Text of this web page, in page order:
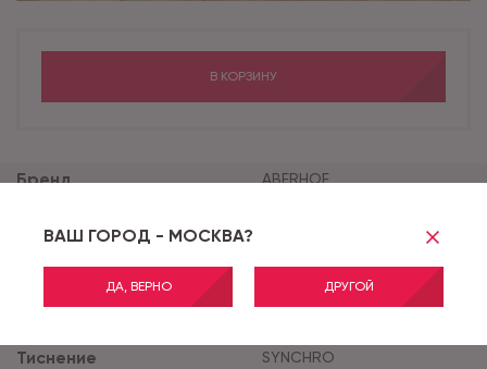
ВАШ ГОРОД - МОСКВА?
ДА, ВЕРНО ДРУГОЙ
Бренд ABERHOF
Тип соединения
Толщина продукта (мм)
Толщина защитного сло
0.5
Тиснение SYNCHRO
В КОРЗИНУ